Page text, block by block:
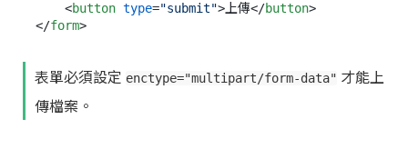
<button type="submit"> 上傳</button>
</form>
表單必須設定 enctype="multipart/form-data" 才能上
傳檔案。